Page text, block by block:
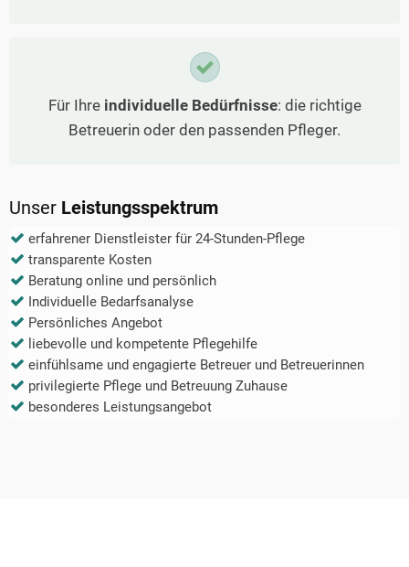
Für Ihre individuelle Bedürfnisse: die richtige
Betreuerin oder den passenden Pfleger.
Unser Leistungsspektrum
erfahrener Dienstleister für 24-Stunden-Pflege
transparente Kosten
Beratung online und persönlich
Individuelle Bedarfsanalyse
Persönliches Angebot
liebevolle und kompetente Pflegehilfe
einfühlsame und engagierte Betreuer und Betreuerinnen
privilegierte Pflege und Betreuung Zuhause
besonderes Leistungsangebot